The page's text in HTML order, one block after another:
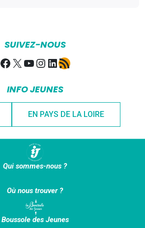
SUIVEZ-NOUS
Facebook
X YouTube
Instagram
LinkedIn
Flux RSS
INFO JEUNES
EN PAYS DE LA LOIRE
Qui sommes-nous ?
Où nous trouver ?
Boussole des Jeunes